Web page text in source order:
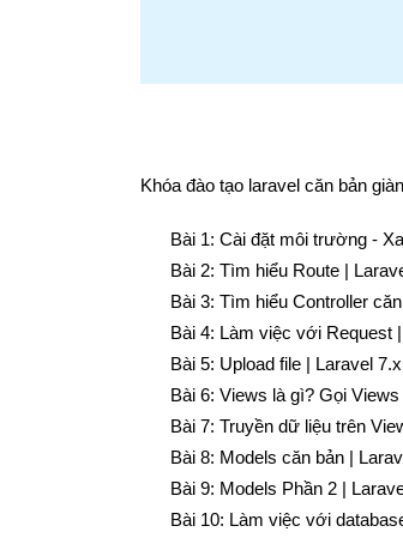
Khóa đào tạo laravel căn bản
Bài 1: Cài đặt môi trường -
Bài 2: Tìm hiểu Route |
Bài 3: Tìm hiểu Controller
Bài 4: Làm việc với Request
Bài 5: Upload file | Laravel 7.x
Bài 6: Views là gì? Gọi
Bài 7: Truyền dữ liệu trên
Bài 8: Models căn bản |
Bài 9: Models Phần 2 |
Bài 10: Làm việc với